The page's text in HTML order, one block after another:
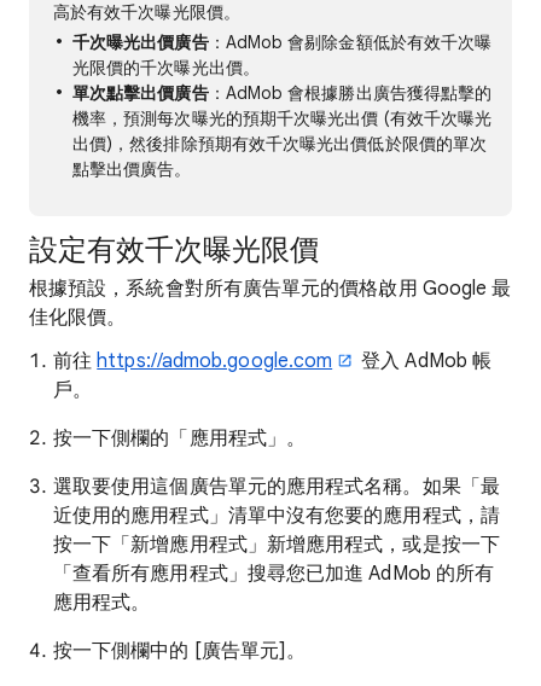
高於有效千次曝光限價。
千次曝光出價廣告：AdMob 會剔除金額低於有效千次曝
光限價的千次曝光出價。
單次點擊出價廣告：AdMob 會根據勝出廣告獲得點擊的
機率，預測每次曝光的預期千次曝光出價 (有效千次曝光
出價)，然後排除預期有效千次曝光出價低於限價的單次
點擊出價廣告。
設定有效千次曝光限價
根據預設，系統會對所有廣告單元的價格啟用 Google 最
佳化限價。
前往https://admob.google.com
登入 AdMob 帳
戶。
按一下側欄的「應用程式」 。
選取要使用這個廣告單元的應用程式名稱。如果「最
近使用的應用程式」清單中沒有您要的應用程式，請
按一下「新增應用程式」 新增應用程式，或是按一下
「查看所有應用程式」 搜尋您已加進 AdMob 的所有
應用程式。
按一下側欄中的 [廣告單元]。